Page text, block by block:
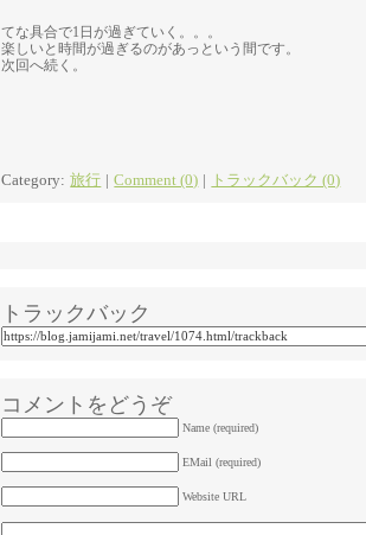
てな具合で1日が過ぎていく。。。
楽しいと時間が過ぎるのがあっという間です。
次回へ続く。
Category: 旅行 | Comment (0) | トラックバック (0)
トラックバック
コメントをどうぞ
Name (required)
EMail (required)
Website URL